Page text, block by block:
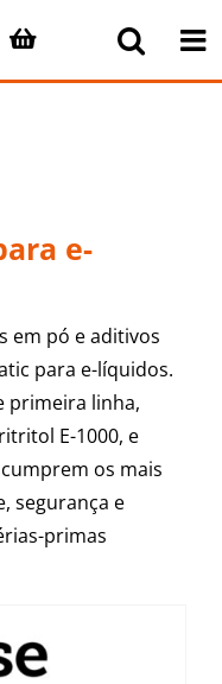
e-
em pó e aditivos
para e-líquidos.
primeira linha,
E-1000, e
os mais
segurança e
primas